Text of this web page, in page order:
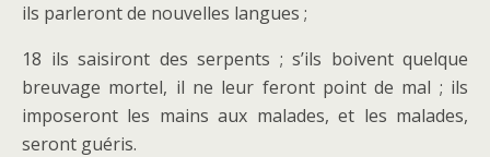
ils parleront de nouvelles langues ;
18 ils saisiront des serpents ; s’ils boivent quelque
breuvage mortel, il ne leur feront point de mal ; ils
imposeront les mains aux malades, et les malades,
seront guéris.